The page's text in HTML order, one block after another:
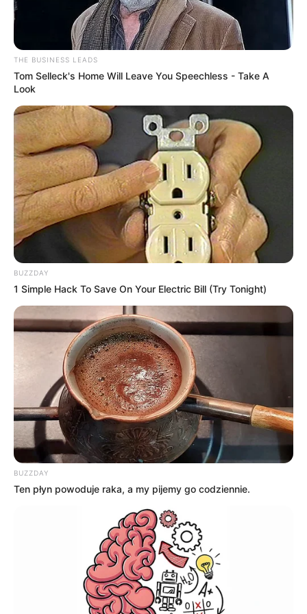
Może zainteresuje Cię:
Czy Polacy potrafią kręcić science
fiction? Nadchodzi nowa produkcja w klimacie postapo
Kiedy premiera 3. sezonu serialu „Belfer”? Ile
odcinków zobaczymy?
Data premiery 3. sezonuserialu„Belfer” została
wyznaczona na
8 września. Na całość nowej serii złoży się
odcinków
THE BUSINESS LEADS
Tom Selleck's Home Will Leave You Speechless - Take A
Look
BUZZDAY
1 Simple Hack To Save On Your Electric Bill (Try Tonight)
BUZZDAY
Ten płyn powoduje raka, a my pijemy go codziennie.